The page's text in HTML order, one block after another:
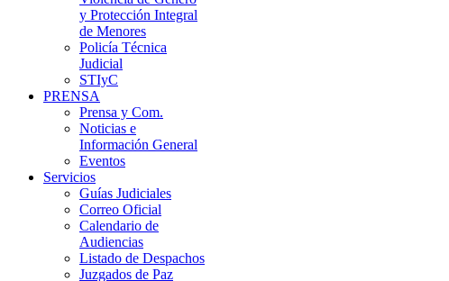
y Protección Integral
de Menores
Policía Técnica
Judicial
STIyC
PRENSA
Prensa y Com.
Noticias e
Información General
Eventos
Servicios
Guías Judiciales
Correo Oficial
Calendario de
Audiencias
Listado de Despachos
Juzgados de Paz